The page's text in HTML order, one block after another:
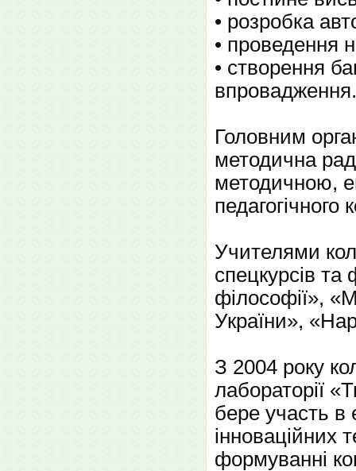
• розробка
• проведення
• створення
впровадження.
Головним
методична
методичною,
педагогічного
Учителями
спецкурсів
філософії»,
України»,
З 2004 року
лабораторії
бере участь в
інноваційних
формуванні